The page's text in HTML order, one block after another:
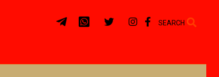
SEARCH